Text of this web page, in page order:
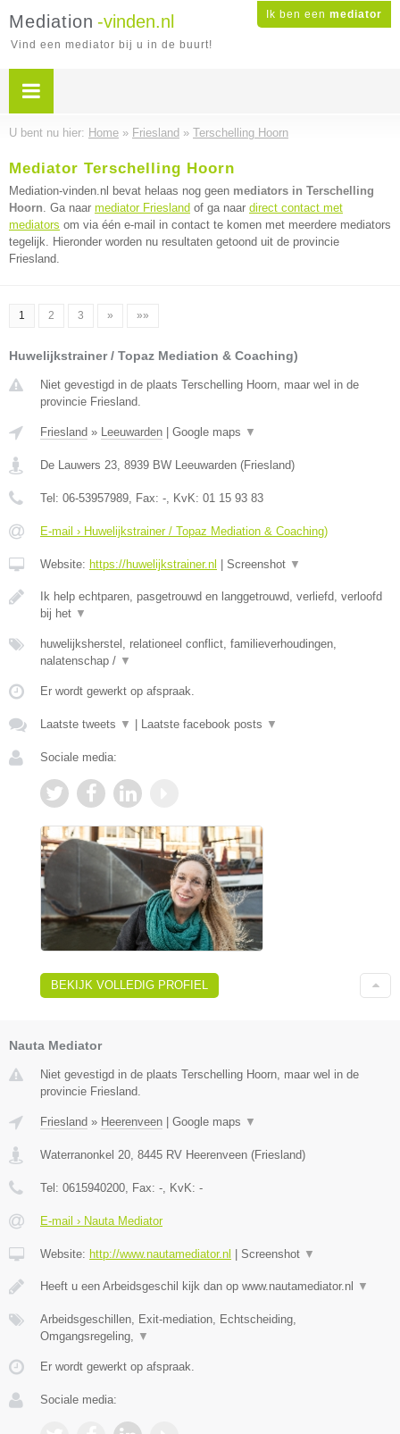
Ik ben een mediator
Mediation -vinden.nl
Vind een mediator bij u in de buurt!
U bent nu hier: Home » Friesland » Terschelling Hoorn
Mediator Terschelling Hoorn
Mediation-vinden.nl bevat helaas nog geen mediators in Terschelling
Hoorn. Ga naar mediator Friesland of ga naar direct contact met
mediators om via één e-mail in contact te komen met meerdere mediators
tegelijk. Hieronder worden nu resultaten getoond uit de provincie
Friesland.
1 2 3 » »»
Huwelijkstrainer / Topaz Mediation & Coaching)
Niet gevestigd in de plaats Terschelling Hoorn, maar wel in de
provincie Friesland.
Friesland » Leeuwarden Google maps ▼
De Lauwers 23, 8939 BW Leeuwarden (Friesland)
Tel: 06-53957989, Fax: -, KvK: 01 15 93 83
E-mail › Huwelijkstrainer / Topaz Mediation & Coaching)
Website: https://huwelijkstrainer.nl Screenshot ▼
Ik help echtparen, pasgetrouwd en langgetrouwd, verliefd, verloofd
bij het ▼
huwelijksherstel, relationeel conflict, familieverhoudingen,
nalatenschap / ▼
Er wordt gewerkt op afspraak.
Laatste tweets ▼ Laatste facebook posts ▼
Sociale media:
BEKIJK VOLLEDIG PROFIEL
Nauta Mediator
Niet gevestigd in de plaats Terschelling Hoorn, maar wel in de
provincie Friesland.
Friesland » Heerenveen Google maps ▼
Waterranonkel 20 8445 RV Heerenveen (Friesland)
Tel: 0615940200 , Fax: - , KvK: -
E-mail › Nauta Mediator
Website: http://www.nautamediator.nl Screenshot ▼
Heeft u een Arbeidsgeschil kijk dan op www.nautamediator.nl ▼
Arbeidsgeschillen, Exit-mediation, Echtscheiding,
Omgangsregeling,
▼
Er wordt gewerkt op afspraak.
Sociale media: